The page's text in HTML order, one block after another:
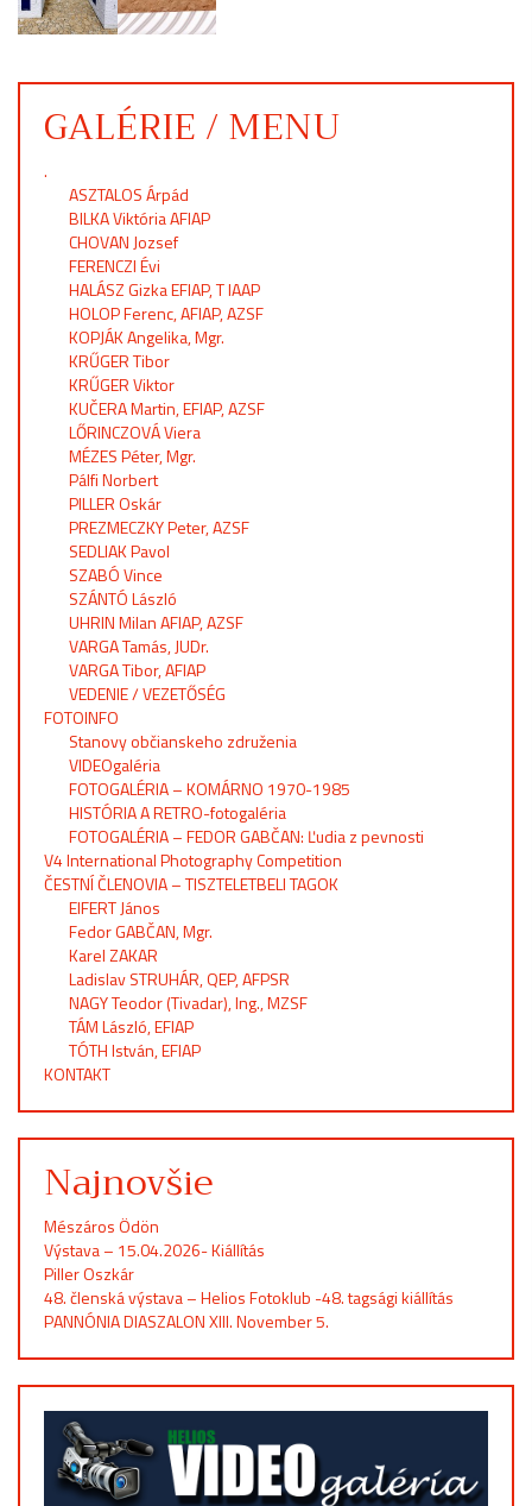
GALÉRIE / MENU
.
ASZTALOS Árpád
BILKA Viktória AFIAP
CHOVAN Jozsef
FERENCZI Évi
HALÁSZ Gizka EFIAP, T IAAP
HOLOP Ferenc, AFIAP, AZSF
KOPJÁK Angelika, Mgr.
KRŰGER Tibor
KRŰGER Viktor
KUČERA Martin, EFIAP, AZSF
LŐRINCZOVÁ Viera
MÉZES Péter, Mgr.
Pálfi Norbert
PILLER Oskár
PREZMECZKY Peter, AZSF
SEDLIAK Pavol
SZABÓ Vince
SZÁNTÓ László
UHRIN Milan AFIAP, AZSF
VARGA Tamás, JUDr.
VARGA Tibor, AFIAP
VEDENIE / VEZETŐSÉG
FOTOINFO
Stanovy občianskeho združenia
VIDEOgaléria
FOTOGALÉRIA – KOMÁRNO 1970-1985
HISTÓRIA A RETRO-fotogaléria
FOTOGALÉRIA – FEDOR GABČAN: Ľudia z pevnosti
V4 International Photography Competition
ČESTNÍ ČLENOVIA – TISZTELETBELI TAGOK
EIFERT János
Fedor GABČAN, Mgr.
Karel ZAKAR
Ladislav STRUHÁR, QEP, AFPSR
NAGY Teodor (Tivadar), Ing., MZSF
TÁM László, EFIAP
TÓTH István, EFIAP
KONTAKT
Najnovšie
Mészáros Ödön
Výstava – 15.04.2026- Kiállítás
Piller Oszkár
48. členská výstava – Helios Fotoklub -48. tagsági kiállítás
PANNÓNIA DIASZALON XIII. November 5.